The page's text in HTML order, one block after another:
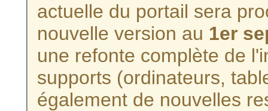
actuelle du portail sera
nouvelle version au 1er
une refonte complète de
supports (ordinateurs,
également de nouvelles